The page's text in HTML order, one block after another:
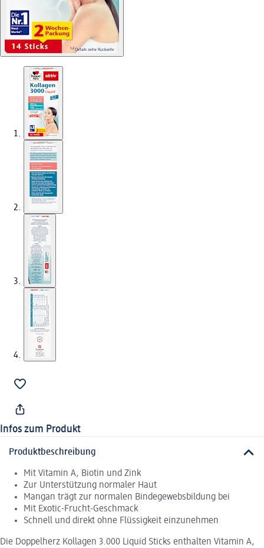
Infos zum Produkt
Produktbeschreibung
Mit Vitamin A, Biotin und Zink
Zur Unterstützung normaler Haut
Mangan trägt zur normalen Bindegewebsbildung bei
Mit Exotic-Frucht-Geschmack
Schnell und direkt ohne Flüssigkeit einzunehmen
Die Doppelherz Kollagen 3.000 Liquid Sticks enthalten Vitamin A,